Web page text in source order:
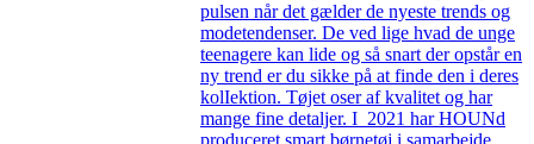
pulsen når det gælder de nyeste trends og
modetendenser. De ved lige hvad de unge
teenagere kan lide og så snart der opstår en
ny trend er du sikke på at finde den i deres
kolIektion. Tøjet oser af kvalitet og har
mange fine detaljer. I 2021 har HOUNd
produceret smart børnetøj i samarbejde